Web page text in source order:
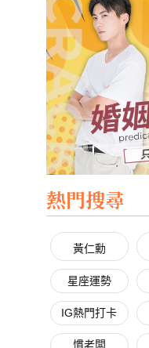
熱門搜尋
黃仁勳
星座運勢
IG熱門打卡
慣老闆